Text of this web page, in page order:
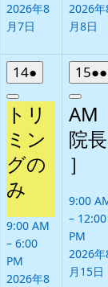
2026年8
月7日
2026
月8日
142026
年
8
月
14
日
●
件
の
イ
ベ
ン
ト)
Close
トリ
ミン
グの
み
9:00 AM
– 6:00
PM
2026年8
15
年
8
月
15
●●
Close
AM
院長
］
9:00
– 12:00
PM
2026
月15日